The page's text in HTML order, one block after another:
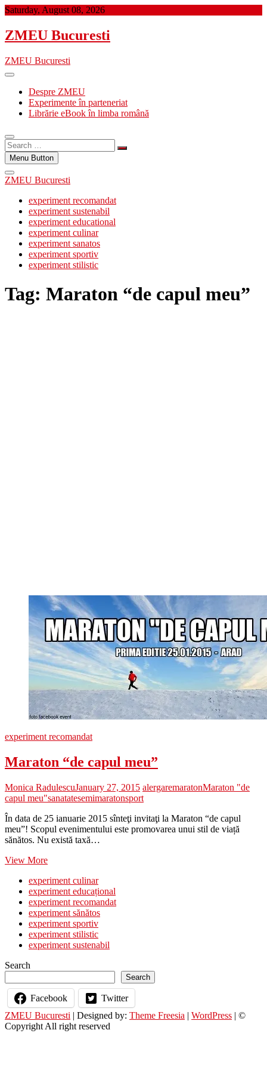
Skip
content
Saturday, August 08, 2026
ZMEU Bucuresti
ZMEU Bucuresti
Despre ZMEU
Experimente în parteneriat
Librărie eBook în limba română
Search
…Menu Button
ZMEU Bucuresti
experiment recomandat
experiment sustenabil
experiment educational
experiment culinar
experiment sanatos
experiment sportiv
experiment stilistic
Tag: Maraton “de capul meu”
experiment recomandat
Maraton “de capul meu”
Monica RadulescuJanuary 27, 2015 alergaremaratonMaraton "de
capul meu"sanatatesemimaratonsport
În data de 25 ianuarie 2015 sînteţi invitaţi la Maraton “de capul
meu”! Scopul evenimentului este promovarea unui stil de viață
sănătos. Nu există taxă…
View MoreMaraton
capul
meu”
experiment culinar
experiment educațional
experiment recomandat
experiment sănătos
experiment sportiv
experiment stilistic
experiment sustenabil
Search
Search
Facebook
Twitter
ZMEU Bucuresti | Designed by: Theme Freesia | WordPress | ©
Copyright All right reserved